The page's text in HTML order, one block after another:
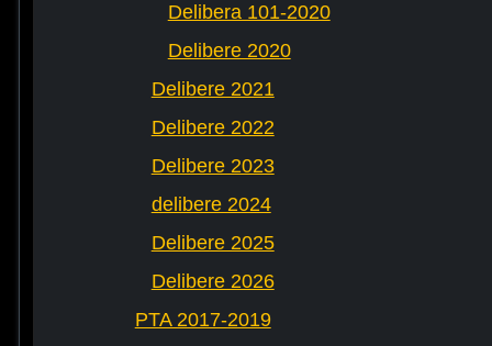
Delibera 101-2020
Delibere 2020
Delibere 2021
Delibere 2022
Delibere 2023
delibere 2024
Delibere 2025
Delibere 2026
PTA 2017-2019